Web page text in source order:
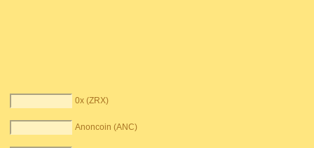
0x (ZRX)
Anoncoin (ANC)